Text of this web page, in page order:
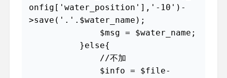
onfig['water_position'],'-10')-
>save('.'.$water_name);